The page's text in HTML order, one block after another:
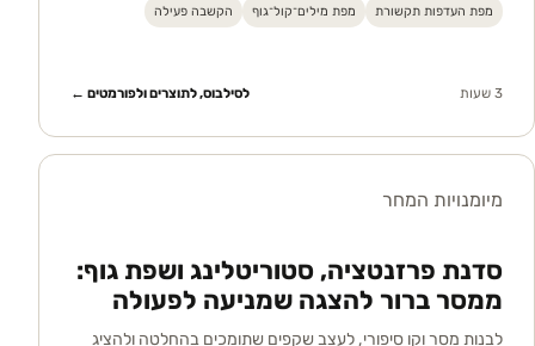
מפת העדפות תקשורת מפת מילים־קול־גוף הקשבה פעילה
3 שעות לסילבוס, לתוצרים ולפורמטים ←
מיומנויות המחר
סדנת פרזנטציה, סטוריטלינג ושפת גוף:
ממסר ברור להצגה שמניעה לפעולה
לבנות מסר וקו סיפורי, לעצב שקפים שתומכים בהחלטה ולהציג